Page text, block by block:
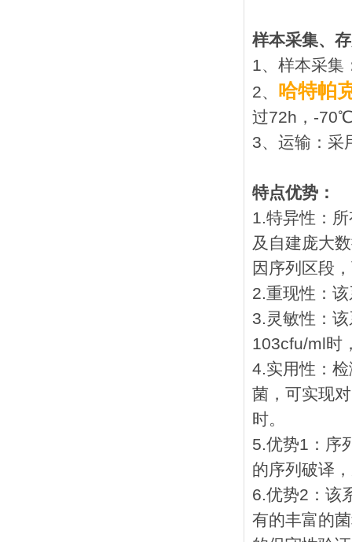
样本采集、
1、样本采集
2、 哈特帕
过72h，-
3、运输：采
特点优势：
1.特异性：
及自建庞大
因序列区段
2.重现性：
3.灵敏性：
103cfu/ml时
4.实用性：
菌，可实现
时。
5.优势1：序
的序列破译
6.优势2：该
有的丰富的